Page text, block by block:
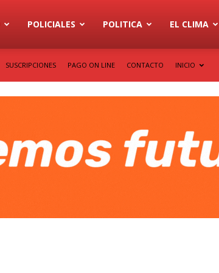
POLICIALES POLITICA EL CLIMA
SUSCRIPCIONES PAGO ON LINE CONTACTO INICIO